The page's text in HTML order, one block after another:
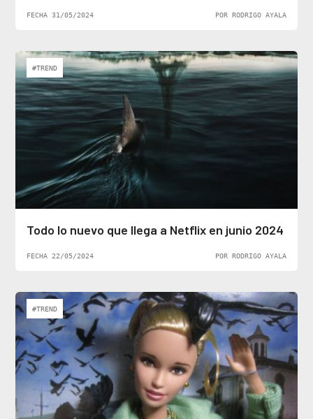
FECHA 31/05/2024 POR RODRIGO AYALA
#TREND
Todo lo nuevo que llega a Netflix en junio 2024
FECHA 22/05/2024 POR RODRIGO AYALA
#TREND